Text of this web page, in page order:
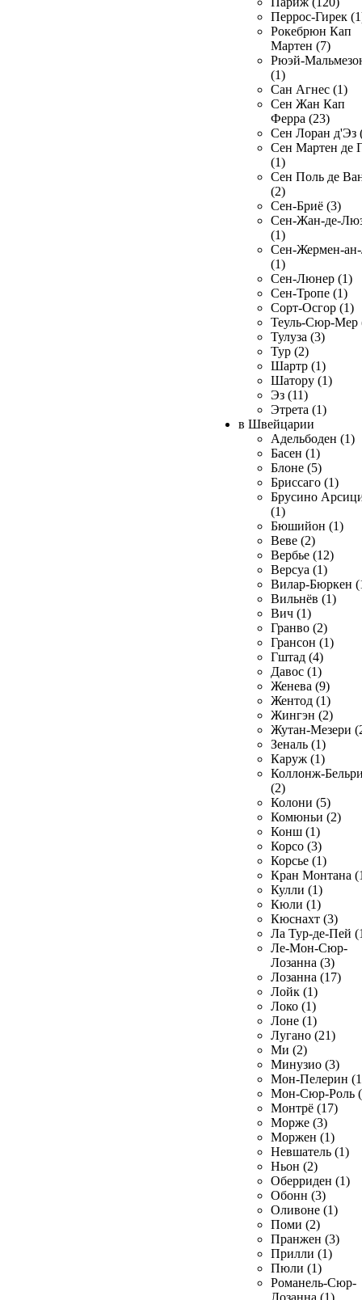
Перрос-Гирек
Рокебрюн Кап
Мартен (7)
Рюэй-
(1)
Сан Агнес (1)
Сен Жан Кап
Ферра (23)
Сен Лоран д'Эз
Сен Мартен де
(1)
Сен Поль де
(2)
Сен-Бриё (3)
Сен-Жан-де-
(1)
Сен-Жермен-
(1)
Сен-Люнер (1)
Сен-Тропе (1)
Сорт-Осгор (1)
Теуль-Сюр-Мер
Тулуза (3)
Тур (2)
Шартр (1)
Шатору (1)
Эз (11)
Этрета (1)
в Швейцарии
Адельбоден (1)
Басен (1)
Блоне (5)
Бриссаго (1)
Брусино
(1)
Бюшийон (1)
Веве (2)
Вербье (12)
Версуа (1)
Вилар-Бюркен
Вильнёв (1)
Вич (1)
Гранво (2)
Грансон (1)
Гштад (4)
Давос (1)
Женева (9)
Жентод (1)
Жингэн (2)
Жутан-Мезери
Зеналь (1)
Каруж (1)
Коллонж-
(2)
Колони (5)
Комюньи (2)
Конш (1)
Корсо (3)
Корсье (1)
Кран Монтана
Кулли (1)
Кюли (1)
Кюснахт (3)
Ла Тур-де-Пей
Ле-Мон-Сюр-
Лозанна (3)
Лозанна (17)
Лойк (1)
Локо (1)
Лоне (1)
Лугано (21)
Ми (2)
Минузио (3)
Мон-Пелерин
Мон-Сюр-Роль
Монтрё (17)
Морже (3)
Моржен (1)
Невшатель (1)
Ньон (2)
Оберриден (1)
Обонн (3)
Оливоне (1)
Поми (2)
Пранжен (3)
Прилли (1)
Пюли (1)
Романель-Сюр-
Лозанна (1)